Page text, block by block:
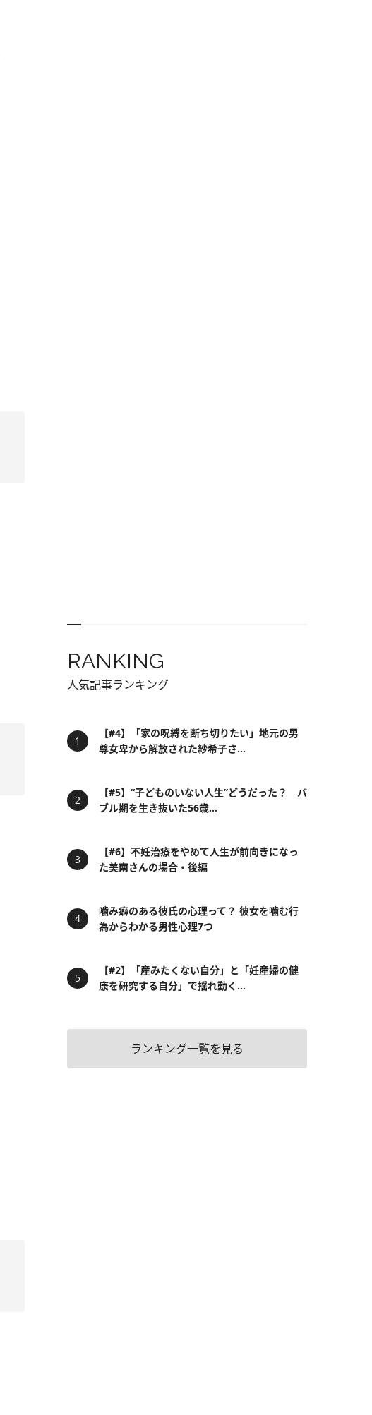
RANKING
人気記事ランキング
【#4】「家の呪縛を断ち切りたい」地元の男
尊女卑から解放された紗希子さ...
【#5】“子どものいない人生”どうだった？ バ
ブル期を生き抜いた56歳...
【#6】不妊治療をやめて人生が前向きになっ
た美南さんの場合・後編
噛み癖のある彼氏の心理って？ 彼女を噛む行
為からわかる男性心理7つ
【#2】「産みたくない自分」と「妊産婦の健
康を研究する自分」で揺れ動く...
ランキング一覧を見る